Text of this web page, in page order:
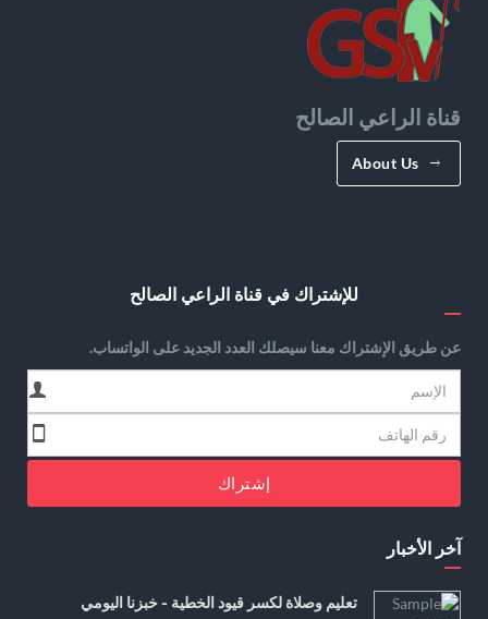
قناة الراعي الصالح
About Us
للإشتراك في قناة الراعي الصالح
عن طريق الإشتراك معنا سيصلك العدد الجديد على الواتساب.
إشتراك
آخر الأخبار
تعليم وصلاة لكسر قيود الخطية - خبزنا اليومي